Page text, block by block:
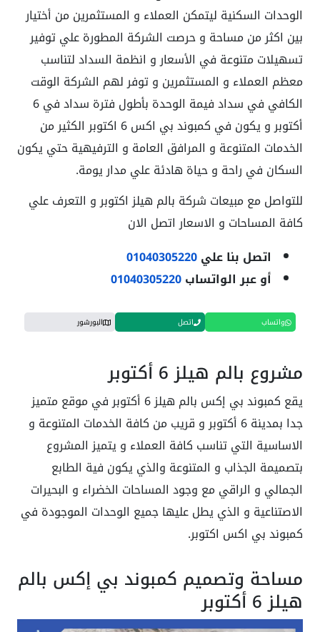
الوحدات السكنية ليتمكن العملاء و المستثمرين من أختيار
بين اكثر من مساحة و حرصت الشركة المطورة علي توفير
تسهيلات متنوعة في الأسعار و انظمة السداد لتناسب
معظم العملاء و المستثمرين و توفر لهم الشركة الوقت
الكافي في سداد فيمة الوحدة بأطول فترة سداد في 6
أكتوبر و يكون في كمبوند بي اكس 6 اكتوبر الكثير من
الخدمات المتنوعة و المرافق العامة و الترفيهية حتي يكون
السكان في راحة و حياة هادئة علي مدار يومة.
للتواصل مع مبيعات شركة بالم هيلز اكتوبر و التعرف علي
كافة المساحات و الاسعار اتصل الان
اتصل بنا علي01040305220
أو عبر الواتساب01040305220
واتساب اتصل البورشور
مشروع بالم هيلز 6 أكتوبر
يقع كمبوند بي إكس بالم هيلز 6 أكتوبر في موقع متميز
جدا بمدينة 6 أكتوبر و قريب من كافة الخدمات المتنوعة و
الاساسية التي تناسب كافة العملاء و يتميز المشروع
بتصميمة الجذاب و المتنوعة والذي يكون فية الطابع
الجمالي و الراقي مع وجود المساحات الخضراء و البحيرات
الاصتناعية و الذي يطل عليها جميع الوحدات الموجودة في
كمبوند بي اكس اكتوبر.
مساحة وتصميم كمبوند بي إكس بالم
هيلز 6 أكتوبر